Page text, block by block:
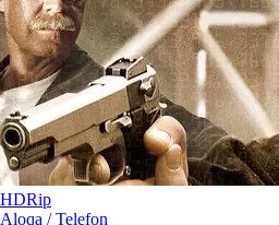
HDRip
Aloqa / Telefon